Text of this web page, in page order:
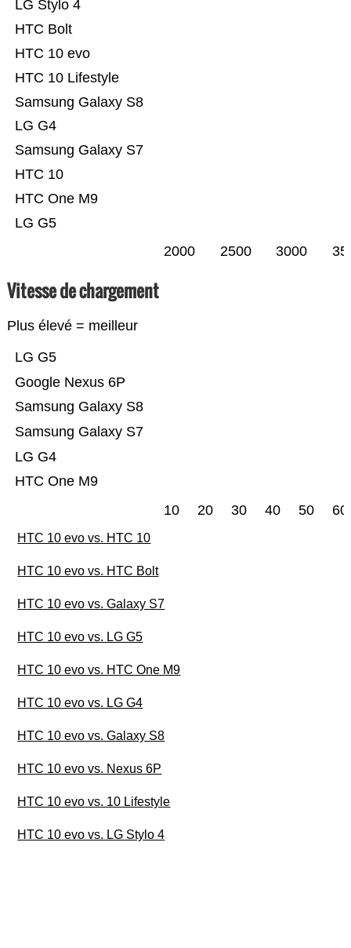
LG G5
HTC One M9
HTC 10
Samsung Galaxy S7
LG G4
Samsung Galaxy S8
HTC 10 Lifestyle
HTC 10 evo
HTC Bolt
LG Stylo 4
2000 2500 3000
Vitesse de chargement
Plus élevé = meilleur
HTC One M9
LG G4
Samsung Galaxy S7
Samsung Galaxy S8
Google Nexus 6P
LG G5
10 20 30 40 50 60
HTC 10 evo vs. HTC 10
HTC 10 evo vs. HTC Bolt
HTC 10 evo vs. Galaxy S7
HTC 10 evo vs. LG G5
HTC 10 evo vs. HTC One M9
HTC 10 evo vs. LG G4
HTC 10 evo vs. Galaxy S8
HTC 10 evo vs. Nexus 6P
HTC 10 evo vs. 10 Lifestyle
HTC 10 evo vs. LG Stylo 4